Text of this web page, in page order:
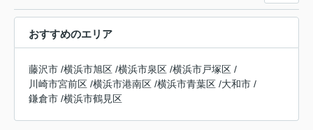
おすすめのエリア
藤沢市 /横浜市旭区 /横浜市泉区 /横浜市戸塚区 /
川崎市宮前区 /横浜市港南区 /横浜市青葉区 /大和市 /
鎌倉市 /横浜市鶴見区